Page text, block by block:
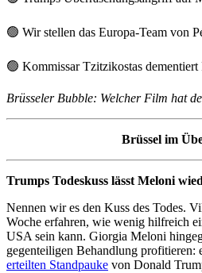
🟢 Wir stellen das Europa-Team von
🟢 Kommissar Tzitzikostas
Brüsseler Bubble: Welcher Film hat
Brüssel im
Trumps Todeskuss lässt Meloni
Nennen wir es den Kuss des Todes.
Woche erfahren, wie wenig hilfreich
USA sein kann. Giorgia Meloni
gegenteiligen Behandlung profitieren:
erteilten Standpauke von Donald